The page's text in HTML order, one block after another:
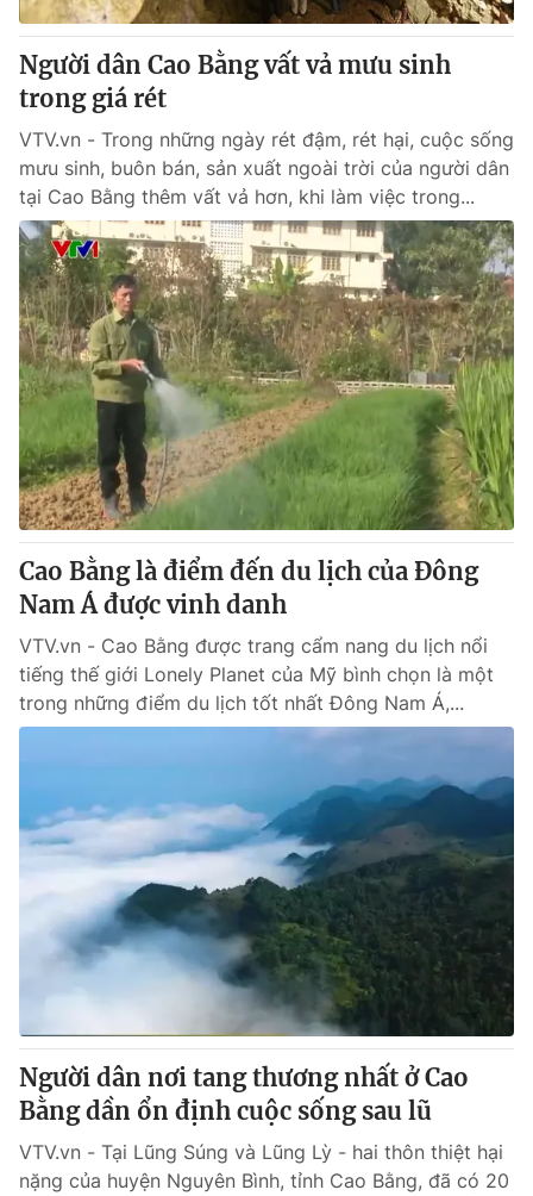
Người dân Cao Bằng vất vả mưu sinh
trong giá rét
VTV.vn - Trong những ngày rét đậm, rét hại, cuộc sống
mưu sinh, buôn bán, sản xuất ngoài trời của người dân
tại Cao Bằng thêm vất vả hơn, khi làm việc trong...
Cao Bằng là điểm đến du lịch của Đông
Nam Á được vinh danh
VTV.vn - Cao Bằng được trang cẩm nang du lịch nổi
tiếng thế giới Lonely Planet của Mỹ bình chọn là một
trong những điểm du lịch tốt nhất Đông Nam Á,...
Người dân nơi tang thương nhất ở Cao
Bằng dần ổn định cuộc sống sau lũ
VTV.vn - Tại Lũng Súng và Lũng Lỳ - hai thôn thiệt hại
nặng của huyện Nguyên Bình, tỉnh Cao Bằng, đã có 20